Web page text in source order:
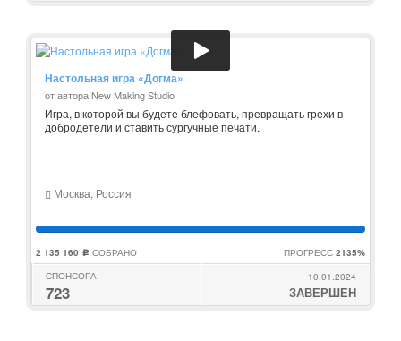
Настольная игра «Догма»
от автора New Making Studio
Игра, в которой вы будете блефовать, превращать грехи в
добродетели и ставить сургучные печати.
Москва, Россия
2 135 160 c СОБРАНО ПРОГРЕСС 2135%
СПОНСОРА
723
10.01.2024
ЗАВЕРШЕН